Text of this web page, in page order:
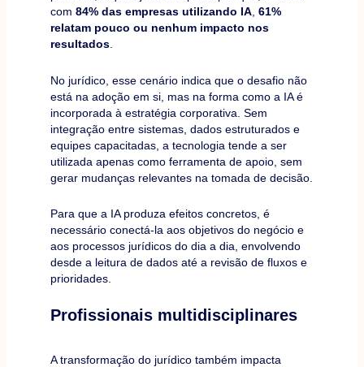
com 84% das empresas utilizando IA, 61%
relatam pouco ou nenhum impacto nos
resultados.
No jurídico, esse cenário indica que o desafio não
está na adoção em si, mas na forma como a IA é
incorporada à estratégia corporativa. Sem
integração entre sistemas, dados estruturados e
equipes capacitadas, a tecnologia tende a ser
utilizada apenas como ferramenta de apoio, sem
gerar mudanças relevantes na tomada de decisão.
Para que a IA produza efeitos concretos, é
necessário conectá-la aos objetivos do negócio e
aos processos jurídicos do dia a dia, envolvendo
desde a leitura de dados até a revisão de fluxos e
prioridades.
Profissionais multidisciplinares
A transformação do jurídico também impacta